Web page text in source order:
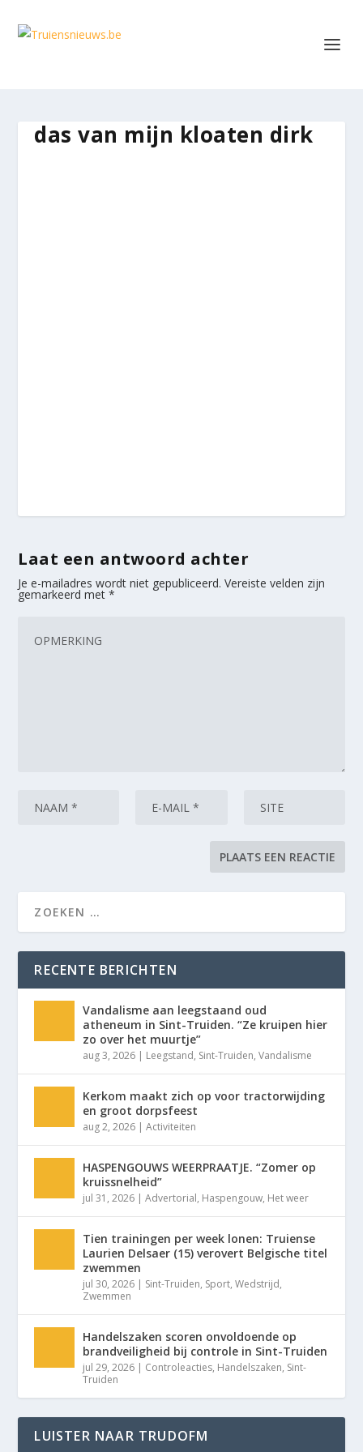
das van mijn kloaten dirk
Laat een antwoord achter
Je e-mailadres wordt niet gepubliceerd. Vereiste velden zijn
gemarkeerd met*
RECENTE BERICHTEN
Vandalisme aan leegstaand oud
atheneum in Sint-Truiden. “Ze kruipen hier
zo over het muurtje”
aug 3, 2026 | Leegstand, Sint-Truiden,Vandalisme
Kerkom maakt zich op voor tractorwijding
en groot dorpsfeest
aug 2, 2026 |Activiteiten
HASPENGOUWS WEERPRAATJE. “Zomer op
kruissnelheid”
jul 31, 2026 |Advertorial, Haspengouw, Het weer
Tien trainingen per week lonen: Truiense
Laurien Delsaer (15) verovert Belgische titel
zwemmen
jul 30, 2026 | Sint-Truiden, Sport,Wedstrijd,
Zwemmen
Handelszaken scoren onvoldoende op
brandveiligheid bij controle in Sint-Truiden
jul 29, 2026 | Controleacties, Handelszaken, Sint-
Truiden
LUISTER NAAR TRUDOFM